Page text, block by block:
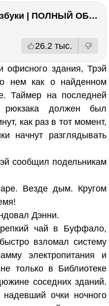
БОЛЬШИЕ КНИГИ от Азбуки | ПОЛНЫЙ ОБЗОР | Моя коллекция 20+ книг ??
26.2 тыс.
офисного здания, Трэй
нем как о найденном
Таймер на последней
должен был
как раз в тот момент,
начнут разглядывать
сообщил подельникам
Везде дым. Кругом
Дэнни.
чай в Буффало,
взломал систему
электропитания и
только в Библиотеке
соседних зданий.
очки ночного